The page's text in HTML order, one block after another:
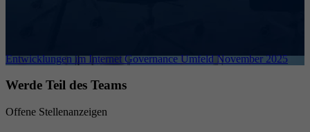
Entwicklungen im Internet Governance Umfeld November 2025
Werde Teil des Teams
Offene Stellenanzeigen